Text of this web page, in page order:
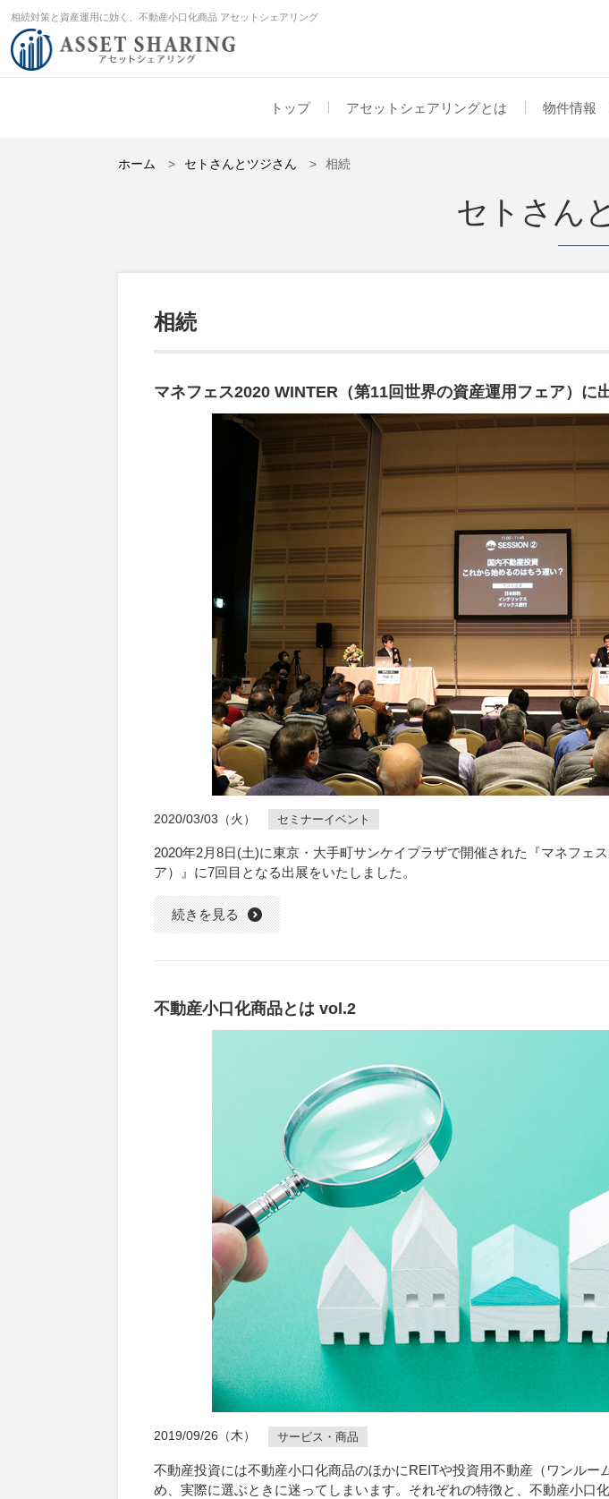
相続対策と資産運用に効く、不動産小口化商品 アセットシェアリング
トップ アセットシェアリングとは 物件情報
ホーム セトさんとツジさん 相続
セトさん
相続
マネフェス2020 WINTER（第11回世界の資産運用フェア）に
2020/03/03（火） セミナーイベント
2020年2月8日(土)に東京・大手町サンケイプラザで開催された『マネフェ
ア）』に7回目となる出展をいたしました。
続きを見る
不動産小口化商品とは vol.2
2019/09/26（木） サービス・商品
不動産投資には不動産小口化商品のほかにREITや投資用不動産（ワンルー
め、実際に選ぶときに迷ってしまいます。それぞれの特徴と、不動産小口